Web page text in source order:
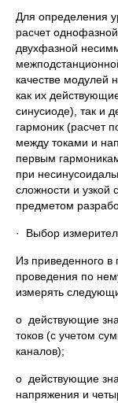
Для определения
расчет
двухфазной
качестве модулей
как их
синусиоде), так и
гармоник (расчет
между токами и
первым
при
сложности и узкой
предметом
· Выбор
Из приведенного в
проведения по
измерять
o действующие
токов (с учетом
каналов);
o действующие
напряжения и